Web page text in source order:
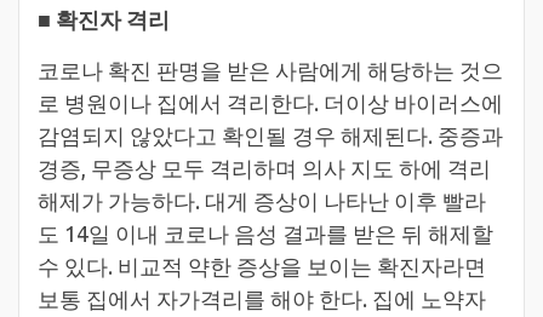
■ 확진자 격리
코로나 확진 판명을 받은 사람에게 해당하는 것으
로 병원이나 집에서 격리한다. 더이상 바이러스에
감염되지 않았다고 확인될 경우 해제된다. 중증과
경증, 무증상 모두 격리하며 의사 지도 하에 격리
해제가 가능하다. 대게 증상이 나타난 이후 빨라
도 14일 이내 코로나 음성 결과를 받은 뒤 해제할
수 있다. 비교적 약한 증상을 보이는 확진자라면
보통 집에서 자가격리를 해야 한다. 집에 노약자